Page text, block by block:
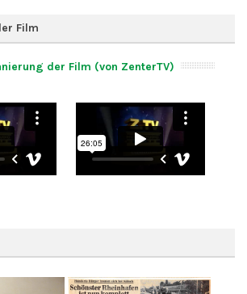
Film
der Film (von ZenterTV)